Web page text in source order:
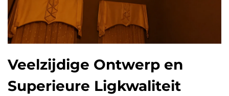
Veelzijdige Ontwerp en
Superieure Ligkwaliteit